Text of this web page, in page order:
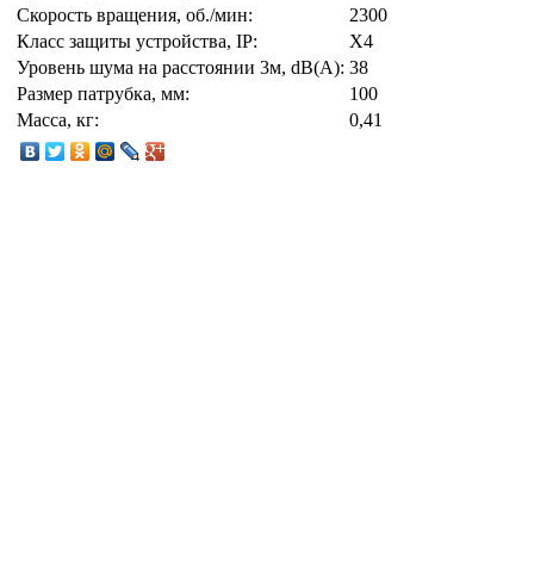
Скорость вращения, об./мин:
2300
Класс защиты устройства, IP:
X4
Уровень шума на расстоянии 3м, dB(A): 38
Размер патрубка, мм:
100
Масса, кг:
0,41